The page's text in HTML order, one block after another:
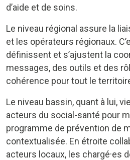
d’aide et de soins.
Le niveau régional assure la
et les opérateurs régionaux.
définissent et s’ajustent la
messages, des outils et des
cohérence pour tout le
Le niveau bassin, quant à lui,
acteurs du social-santé pour
programme de prévention de
contextualisée. En étroite
acteurs locaux, les chargé·es